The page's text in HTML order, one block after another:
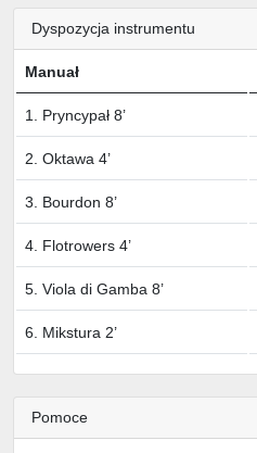
Dyspozycja instrumentu
Manuał
1. Pryncypał 8’
2. Oktawa 4’
3. Bourdon 8’
4. Flotrowers 4’
5. Viola di Gamba 8’
6. Mikstura 2’
Pomoce